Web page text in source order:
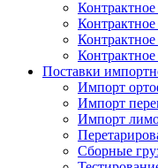
Поставки
Импорт
Импорт
Импорт
Сборные